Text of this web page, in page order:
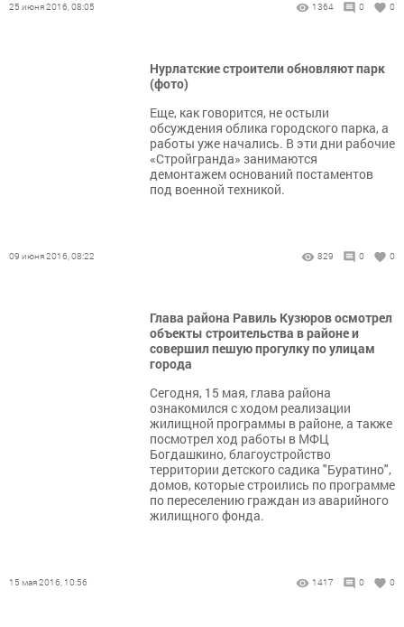
25 июня 2016, 08:05 1364 0 0
Нурлатские строители обновляют парк
(фото)
Еще, как говорится, не остыли
обсуждения облика городского парка, а
работы уже начались. В эти дни рабочие
«Стройгранда» занимаются
демонтажем оснований постаментов
под военной техникой.
09 июня 2016, 08:22 829 0 0
Глава района Равиль Кузюров осмотрел
объекты строительства в районе и
совершил пешую прогулку по улицам
города
Сегодня, 15 мая, глава района
ознакомился с ходом реализации
жилищной программы в районе, а также
посмотрел ход работы в МФЦ
Богдашкино, благоустройство
территории детского садика "Буратино",
домов, которые строились по программе
по переселению граждан из аварийного
жилищного фонда.
15 мая 2016, 10:56 1417 0 0